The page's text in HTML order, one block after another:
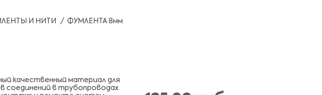
И НИТИ ФУМЛЕНТА 8мм
качественный материал для
соединений в трубопроводах.